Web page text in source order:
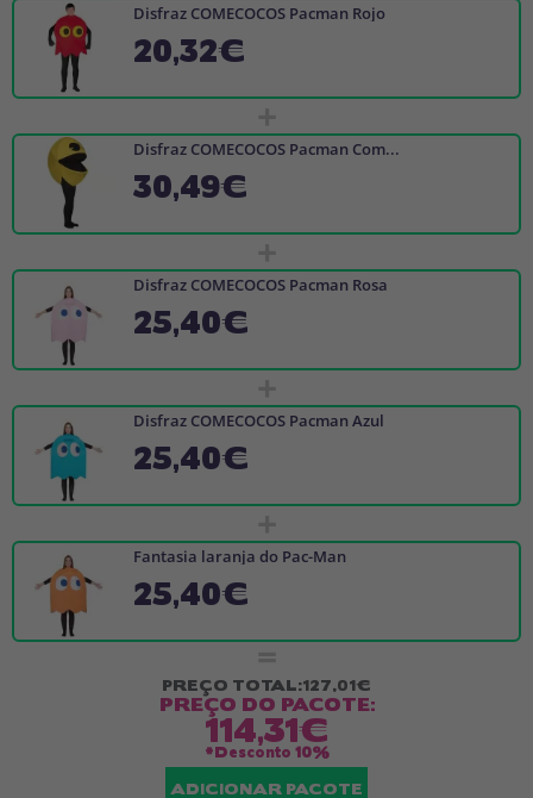
Disfraz COMECOCOS Pacman Rojo
20,32€
+
Disfraz COMECOCOS Pacman Com...
30,49€
+
Disfraz COMECOCOS Pacman Rosa
25,40€
+
Disfraz COMECOCOS Pacman Azul
25,40€
+
Fantasia laranja do Pac-Man
25,40€
=
PREÇO TOTAL:127,01€
PREÇO DO PACOTE:
114,31€
*Desconto 10%
ADICIONAR PACOTE